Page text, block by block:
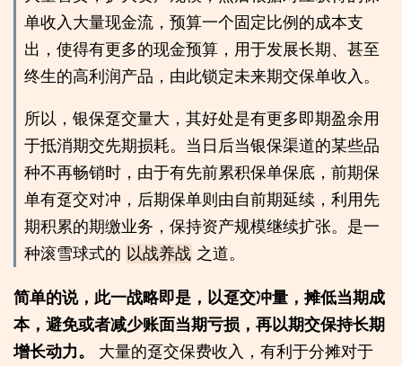
单收入大量现金流，预算一个固定比例的成本支
出，使得有更多的现金预算，用于发展长期、甚至
终生的高利润产品，由此锁定未来期交保单收入。
所以，银保趸交量大，其好处是有更多即期盈余用
于抵消期交先期损耗。当日后当银保渠道的某些品
种不再畅销时，由于有先前累积保单保底，前期保
单有趸交对冲，后期保单则由自前期延续，利用先
期积累的期缴业务，保持资产规模继续扩张。是一
种滚雪球式的 以战养战 之道。
简单的说，此一战略即是，以趸交冲量，摊低当期成
本，避免或者减少账面当期亏损，再以期交保持长期
增长动力。
大量的趸交保费收入，有利于分摊对于